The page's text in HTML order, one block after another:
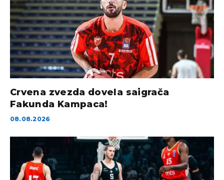
Crvena zvezda dovela saigrača
Fakunda Kampaca!
08.08.2026